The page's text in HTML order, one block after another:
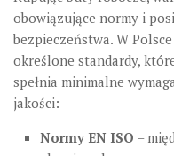
obowiązujące normy i
bezpieczeństwa. W
określone standardy,
spełnia minimalne
jakości:
Normy EN ISO –